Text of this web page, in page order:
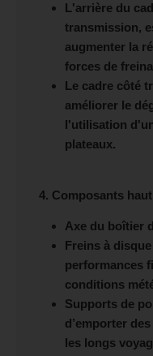
L'arrière du
transmission,
augmenter la
forces de
Le cadre côté
améliorer le
l'utilisation
plateaux.
4. Composants
Axe du boîtier
Freins à
performances
conditions
Supports de
d’emporter
les longs